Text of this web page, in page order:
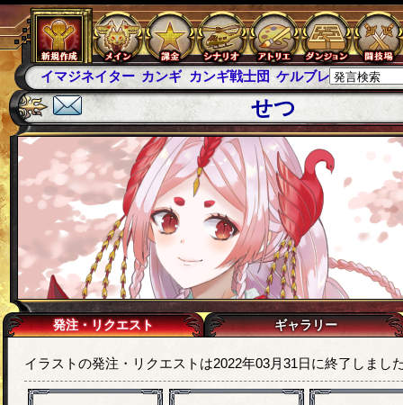
イマジネイター カンギ カンギ戦士団 ケルブレ ケルベロ
せつ
発注・リクエスト ギャラリー
イラストの発注・リクエストは2022年03月31日に終了しまし